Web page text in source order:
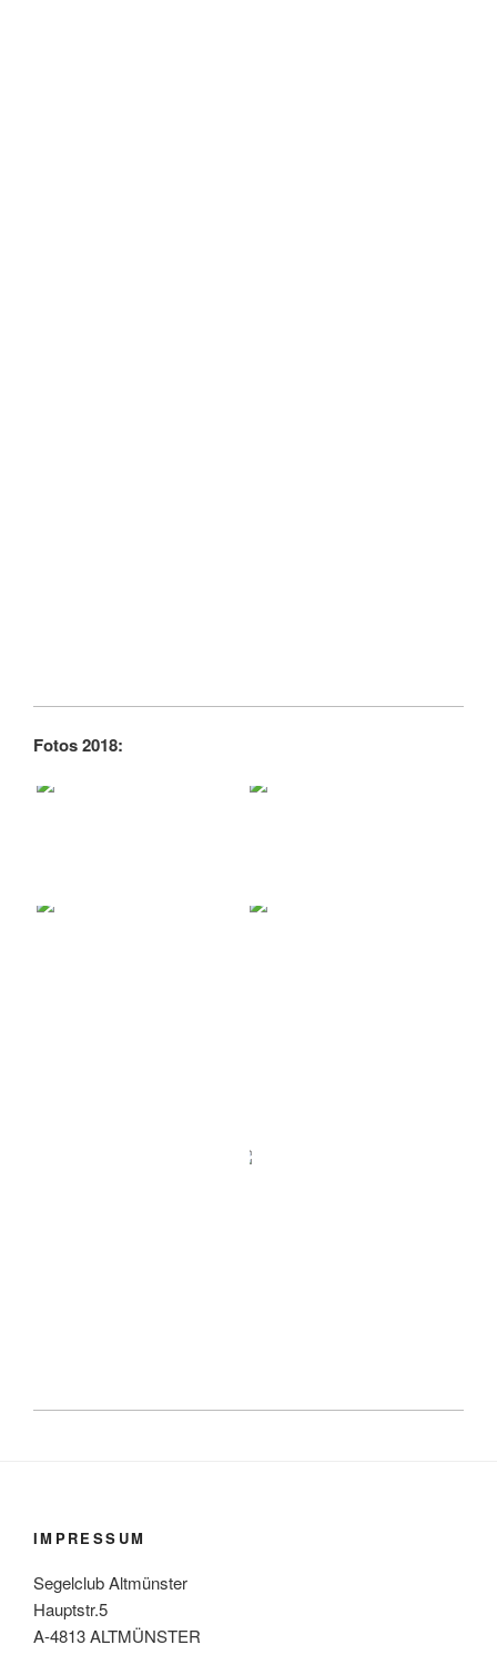
Fotos 2018:
IMPRESSUM
Segelclub Altmünster
Hauptstr.5
A-4813 ALTMÜNSTER